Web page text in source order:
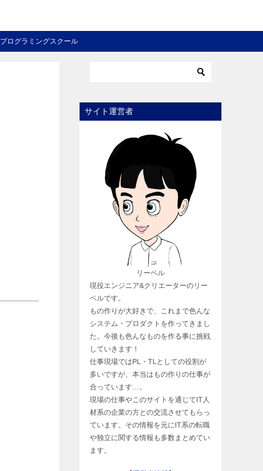
プログラミングスクール
サイト運営者
リーベル
現役エンジニア&クリエーターのリー
ベルです。
もの作りが大好きで、これまで色んな
システム・プロダクトを作ってきまし
た。今後も色んなものを作る事に挑戦
していきます！
仕事現場ではPL・TLとしての役割が
多いですが、本当はもの作りの仕事が
合っています…。
現場の仕事やこのサイトを通じてIT人
材系の企業の方との交流させてもらっ
ています。その情報を元にIT系の転職
や独立に関する情報も多数まとめてい
ます。